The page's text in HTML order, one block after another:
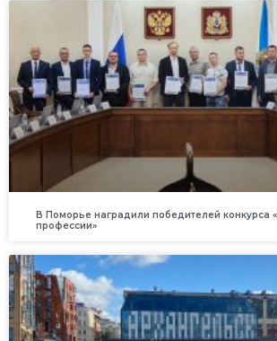
В Поморье наградили победителей конкурса
профессии»